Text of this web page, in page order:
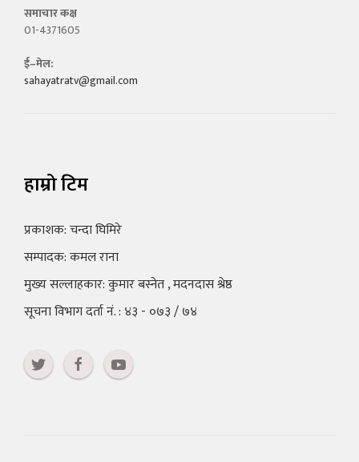
समाचार कक्ष
01-4371605
ई–मेल:
sahayatratv@gmail.com
हाम्रो टिम
प्रकाशक: चन्दा घिमिरे
सम्पादक: कमल राना
मुख्य सल्लाहकार: कुमार बस्नेत , मदनदास श्रेष्ठ
सूचना विभाग दर्ता नं. : ४३ - ०७३ / ७४